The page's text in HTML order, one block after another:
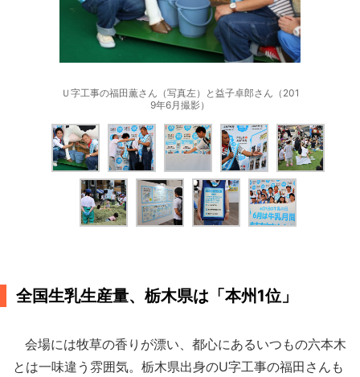
Ｕ字工事の福田薫さん（写真左）と益子卓郎さん（201
9年6月撮影）
全国生乳生産量、栃木県は「本州1位」
会場には牧草の香りが漂い、都心にあるいつもの六本木
とは一味違う雰囲気。栃木県出身のU字工事の福田さんも